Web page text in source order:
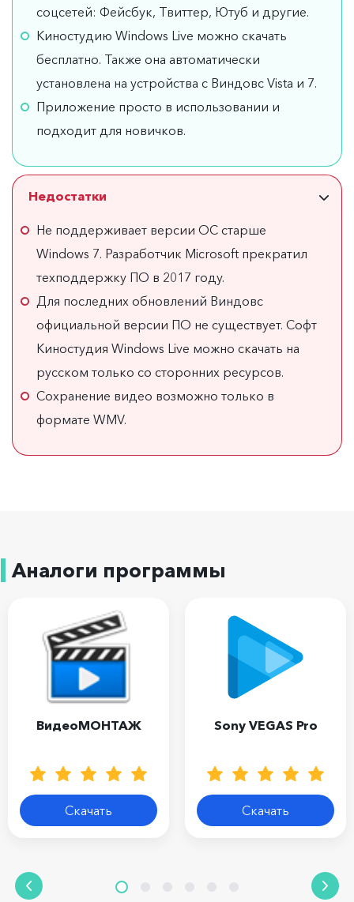
соцсетей: Фейсбук, Твиттер, Ютуб и другие.
Киностудию Windows Live можно скачать
бесплатно. Также она автоматически
установлена на устройства с Виндовс Vista и 7.
Приложение просто в использовании и
подходит для новичков.
Недостатки
Не поддерживает версии ОС старше
Windows 7. Разработчик Microsoft прекратил
техподдержку ПО в 2017 году.
Для последних обновлений Виндовс
официальной версии ПО не существует. Софт
Киностудия Windows Live можно скачать на
русском только со сторонних ресурсов.
Сохранение видео возможно только в
формате WMV.
Аналоги программы
ВидеоМОНТАЖ
Скачать
Sony VEGAS Pro
Скачать